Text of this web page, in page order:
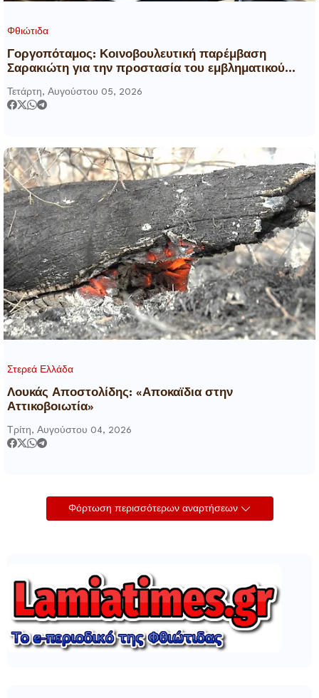
Φθιώτιδα
Γοργοπόταμος: Κοινοβουλευτική παρέμβαση
Σαρακιώτη για την προστασία του εμβληματικού
Τετάρτη, Αυγούστου 05, 2026
Στερεά Ελλάδα
Λουκάς Αποστολίδης: «Αποκαϊδια στην
Αττικοβοιωτία»
Τρίτη, Αυγούστου 04, 2026
Φόρτωση περισσότερων αναρτήσεων